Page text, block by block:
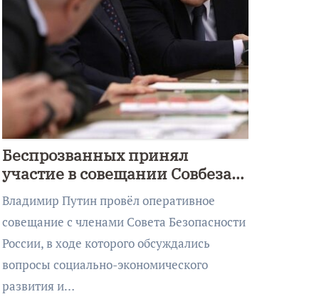
Беспрозванных принял
участие в совещании Совбеза
под руководством Путина
Владимир Путин провёл оперативное
совещание с членами Совета Безопасности
России, в ходе которого обсуждались
вопросы социально-экономического
развития и…